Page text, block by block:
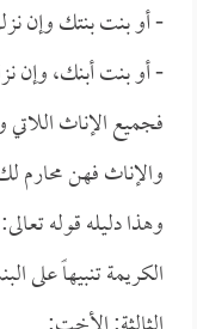
- أو بنت بنتك وإن
- أو بنت أبنك، وإن
فجميع الإناث
والإناث فهن محارم
وهذا دليله قوله تعالى:
الكريمة تنبيهاً على